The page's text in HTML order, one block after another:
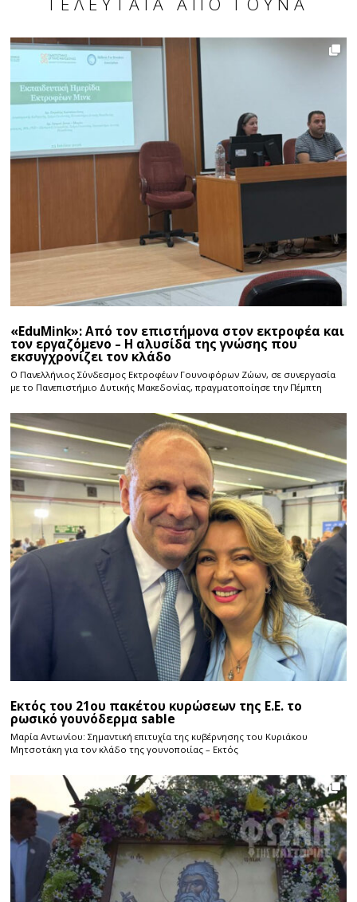
«EduMink»: Από τον επιστήμονα στον εκτροφέα και
τον εργαζόμενο – Η αλυσίδα της γνώσης που
εκσυγχρονίζει τον κλάδο
Ο Πανελλήνιος Σύνδεσμος Εκτροφέων Γουνοφόρων Ζώων, σε συνεργασία
με το Πανεπιστήμιο Δυτικής Μακεδονίας, πραγματοποίησε την Πέμπτη
Εκτός του 21ου πακέτου κυρώσεων της Ε.Ε. το
ρωσικό γουνόδερμα sable
Μαρία Αντωνίου: Σημαντική επιτυχία της κυβέρνησης του Κυριάκου
Μητσοτάκη για τον κλάδο της γουνοποιίας – Εκτός